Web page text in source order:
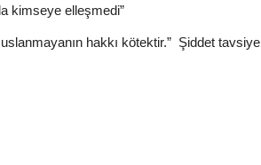
kimseye elleşmedi”
hakkı kötektir.” Şiddet tavsiye